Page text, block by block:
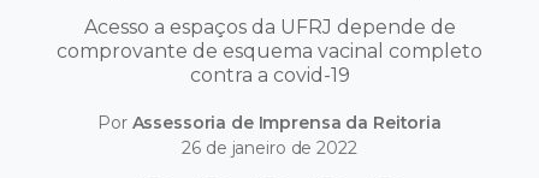
Acesso a espaços da UFRJ depende de
comprovante de esquema vacinal completo
contra a covid-19
Por Assessoria de Imprensa da Reitoria
26 de janeiro de 2022